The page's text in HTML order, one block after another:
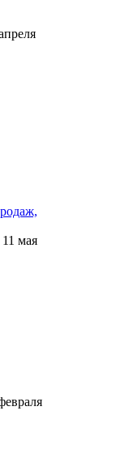
11 мая